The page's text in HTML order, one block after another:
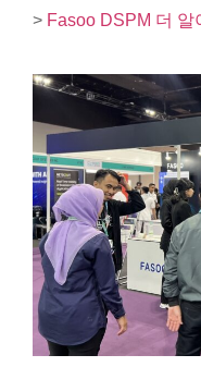
> Fasoo DSPM 더 알